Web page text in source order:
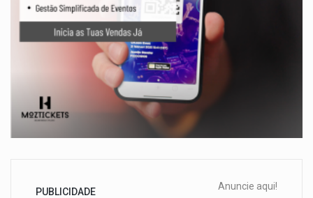
PUBLICIDADE Anuncie aqui!